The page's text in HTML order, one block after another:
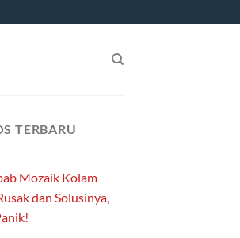
TERBARU
Mozaik Kolam
dan Solusinya,